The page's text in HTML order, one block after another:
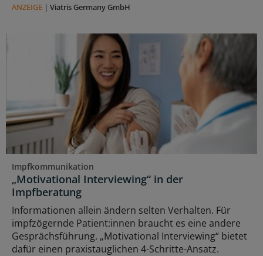
ANZEIGE | Viatris Germany GmbH
Impfkommunikation
„Motivational Interviewing“ in der
Impfberatung
Informationen allein ändern selten Verhalten. Für
impfzögernde Patient:innen braucht es eine andere
Gesprächsführung. „Motivational Interviewing“ bietet
dafür einen praxistauglichen 4-Schritte-Ansatz.